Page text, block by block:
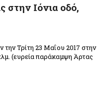
στην Ιόνια οδό,
την Τρίτη 23 Μαΐου 2017 στην
(ευρεία παράκαμψη Άρτας